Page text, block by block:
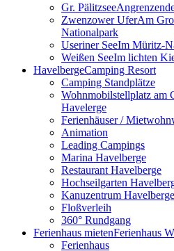
Gr. Pälitzsee
Zwenzower UferAm
Nationalpark
Useriner SeeIm Müritz-
Weißen SeeIm lichten
HavelbergeCamping Resort
Camping Standplätze
Wohnmobilstellplatz am
Havelerge
Ferienhäuser /
Animation
Leading Campings
Marina Havelberge
Restaurant Havelberge
Hochseilgarten
Kanuzentrum Havelberge
Floßverleih
360° Rundgang
Ferienhaus mietenFerienhaus
Ferienhaus